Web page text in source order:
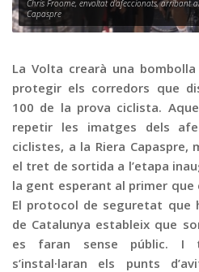
Publicitat
Contacte
Chris Froome, envoltat d’afeccionats, arribant
Capaspre
La Volta crearà una
protegir els corredors que
100 de la prova ciclista.
repetir les imatges dels
ciclistes, a la Riera Capaspre,
el tret de sortida a l’etapa
la gent esperant al primer que
El protocol de seguretat que
de Catalunya estableix que
es faran sense públic. I
s’instal·laran els punts